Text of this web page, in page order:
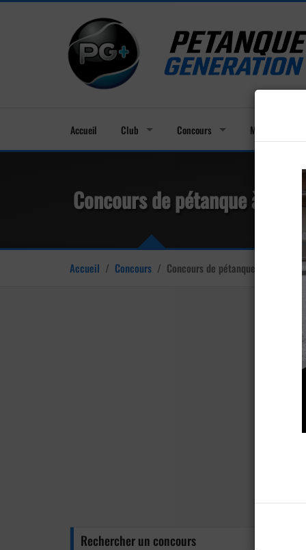
Accueil Club Concours Membres
Concours de pétanque à
Accueil / Concours / Concours de pétanque à
Rechercher un concours